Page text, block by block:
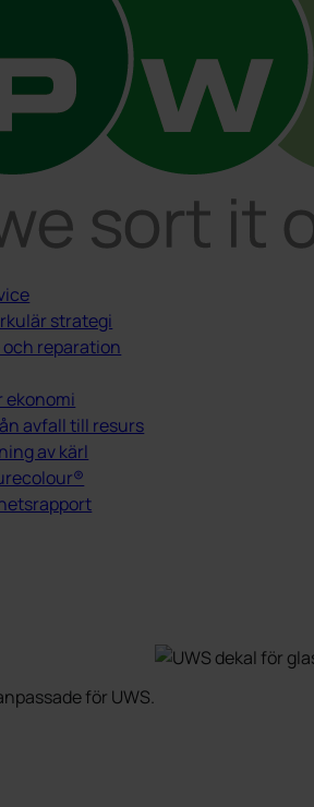
strategi
och reparation
ekonomi
avfall till resurs
av kärl
för UWS.